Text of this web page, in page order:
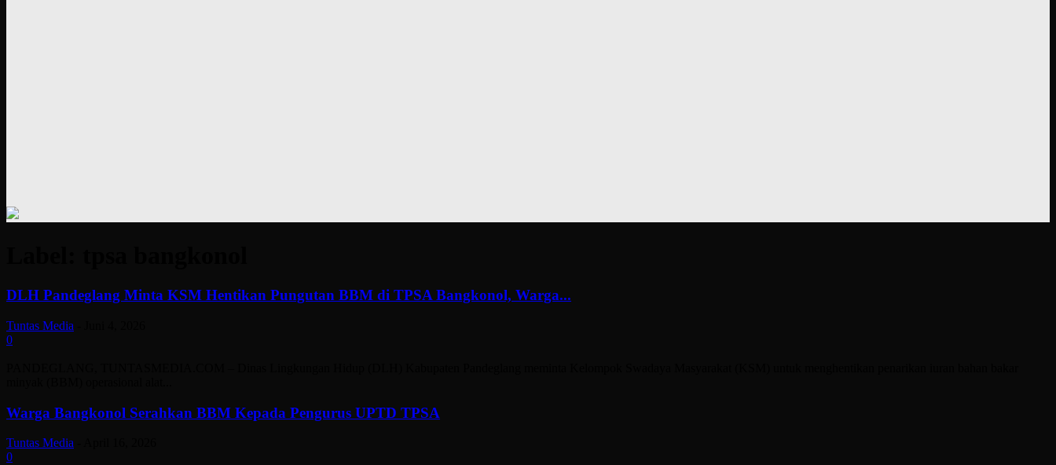
DLH Pandeglang Minta KSM Hentikan Pungutan BBM di TPSA Bangkonol, Warga...
Tuntas Media
0
Warga Bangkonol Serahkan BBM Kepada Pengurus UPTD TPSA
Tuntas Media
0